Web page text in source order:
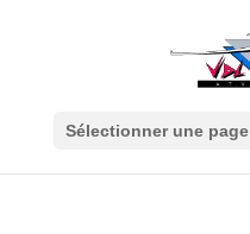
Sélectionner une page